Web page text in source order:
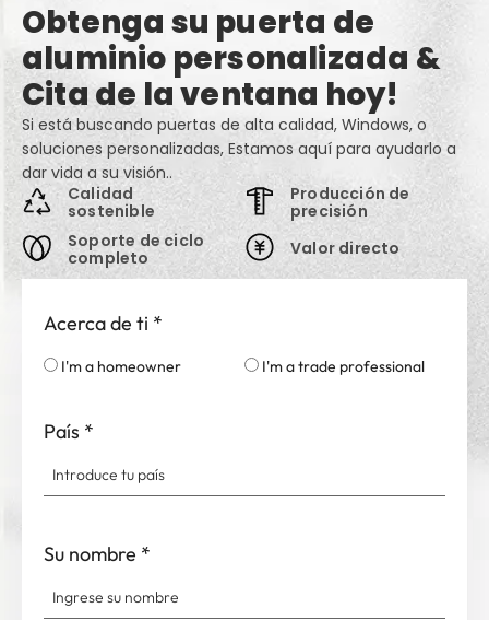
Obtenga su puerta de
aluminio personalizada &
Cita de la ventana hoy!
Si está buscando puertas de alta calidad, Windows, o
soluciones personalizadas, Estamos aquí para ayudarlo a
dar vida a su visión..
Calidad
sostenible
Soporte de ciclo
completo
Producción de
precisión
Valor directo
Acerca de ti *
I'm a homeowner I'm a trade professional
País *
Su nombre *